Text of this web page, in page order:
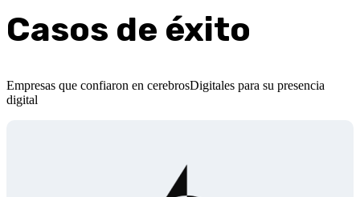
Casos de éxito
Empresas que confiaron en cerebrosDigitales para su presencia
digital